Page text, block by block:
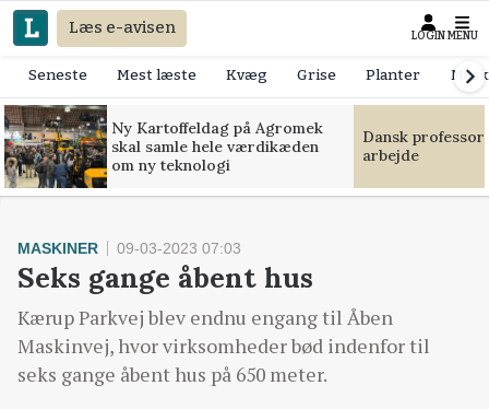
Læs e-avisen LOGIN MENU
Seneste Mest læste Kvæg Grise Planter
Ny Kartoffeldag på Agromek
skal samle hele værdikæden
om ny teknologi
Dansk
arbejde
MASKINER 09-03-2023 07:03
Seks gange åbent hus
Kærup Parkvej blev endnu engang til Åben
Maskinvej, hvor virksomheder bød indenfor til
seks gange åbent hus på 650 meter.